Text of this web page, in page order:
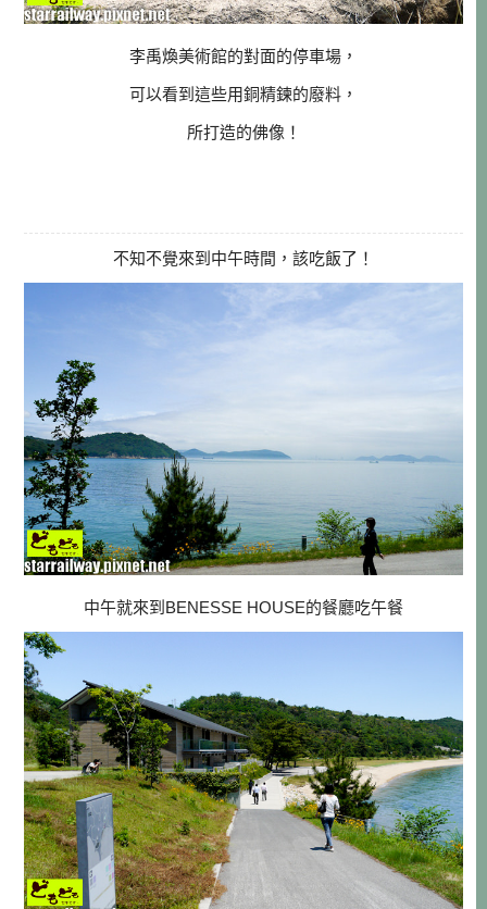
李禹煥美術館的對面的停車場，
可以看到這些用銅精鍊的廢料，
所打造的佛像！
不知不覺來到中午時間，該吃飯了！
中午就來到BENESSE HOUSE的餐廳吃午餐